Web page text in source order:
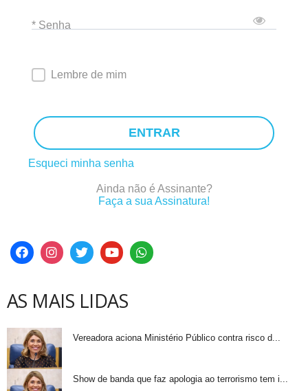
* Senha
Lembre de mim
ENTRAR
Esqueci minha senha
Ainda não é Assinante?
Faça a sua Assinatura!
AS MAIS LIDAS
Vereadora aciona Ministério Público contra risco d...
Show de banda que faz apologia ao terrorismo tem i...